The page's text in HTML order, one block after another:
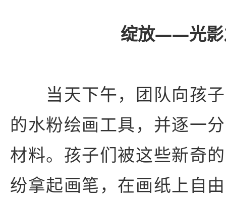
绽放——光
当天下午，团队向孩子
的水粉绘画工具，并逐一
材料。孩子们被这些新奇
纷拿起画笔，在画纸上自